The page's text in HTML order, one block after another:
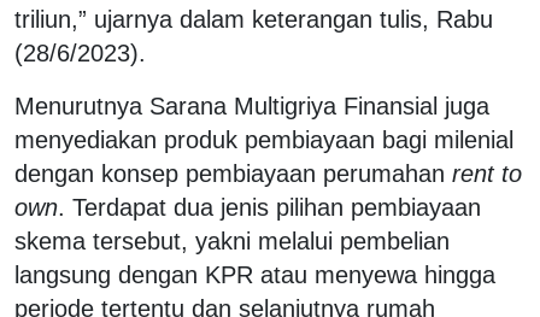
triliun,” ujarnya dalam keterangan tulis, Rabu
(28/6/2023).
Menurutnya Sarana Multigriya Finansial juga
menyediakan produk pembiayaan bagi milenial
dengan konsep pembiayaan perumahan rent to
own. Terdapat dua jenis pilihan pembiayaan
skema tersebut, yakni melalui pembelian
langsung dengan KPR atau menyewa hingga
periode tertentu dan selanjutnya rumah